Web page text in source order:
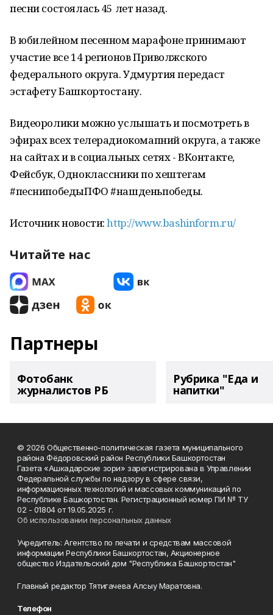
песни состоялась 45 лет назад.
В юбилейном песенном марафоне принимают
участие все 14 регионов Приволжского
федерального округа. Удмуртия передаст
эстафету Башкортостану.
Видеоролики можно услышать и посмотреть в
эфирах всех телерадиокомапний округа, а также
на сайтах и в социальных сетях - ВКонтакте,
Фейсбук, Одноклассники по хештегам
#песнипобедыПФО #нашденьпобеды.
Источник новости:http://www.bashinform.ru/
Читайте нас
Партнеры
Фотобанк
журналистов РБ
Рубрика "Еда и
напитки"
© 2026 Общественно-политическая газета муниципального
района Фёдоровский район Республики Башкортостан
Газета «Ашкадарские зори» зарегистрирована в Управлении
Федеральной службы по надзору в сфере связи,
информационных технологий и массовых коммуникаций по
Республике Башкортостан. Регистрационный номер ПИ № ТУ
02 - 01804 от 19.05.2025 г.
Об использовании персональных данных
Учредитель: Агентство по печати и средствам массовой
информации Республики Башкортостан, Акционерное
общество Издательский дом "Республика Башкортостан"
Главный редактор Тятигачева Алсыу Маратовна.
Телефон